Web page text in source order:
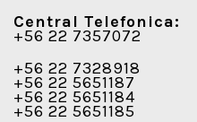
Central Telefonica:
+56 22 7357072
+56 22 7328918
+56 22 5651187
+56 22 5651184
+56 22 5651185